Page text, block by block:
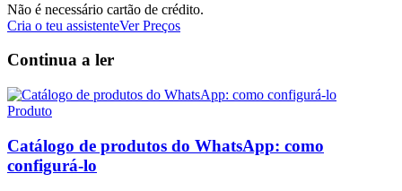
Não é necessário cartão de crédito.
Cria o teu assistenteVer Preços
Continua a ler
Produto
Catálogo de produtos do WhatsApp: como
configurá-lo